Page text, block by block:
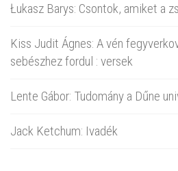
Łukasz Barys: Csontok, amiket a
Kiss Judit Ágnes: A vén
sebészhez fordul : versek
Lente Gábor: Tudomány a Dűne
Jack Ketchum: Ivadék